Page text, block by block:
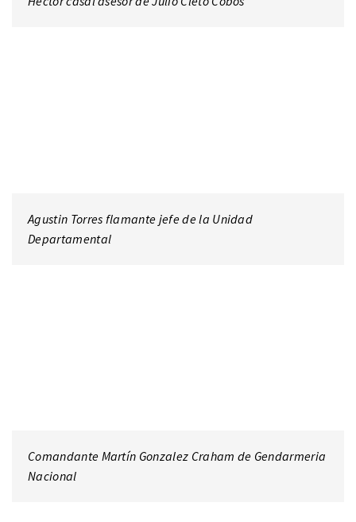
Agustin Torres flamante jefe de la Unidad
Departamental
Comandante Martín Gonzalez Craham de Gendarmeria
Nacional